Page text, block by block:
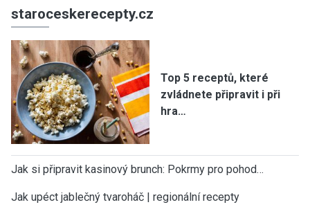
staroceskerecepty.cz
Top 5 receptů, které
zvládnete připravit i při
hra…
Jak si připravit kasinový brunch: Pokrmy pro pohod…
Jak upéct jablečný tvaroháč | regionální recepty